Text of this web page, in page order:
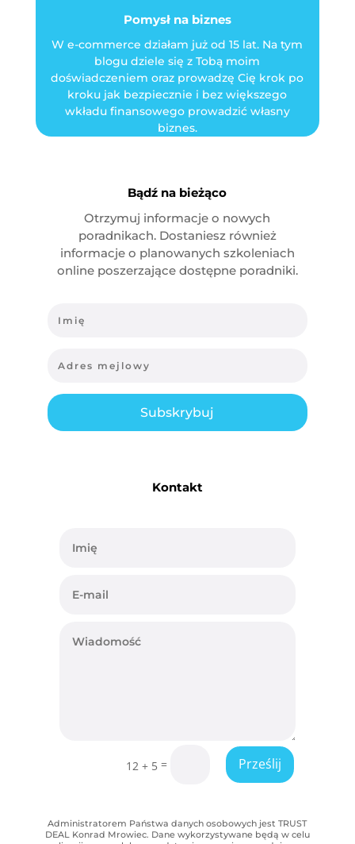
Pomysł na biznes
W e-commerce działam już od 15 lat. Na tym
blogu dziele się z Tobą moim
doświadczeniem oraz prowadzę Cię krok po
kroku jak bezpiecznie i bez większego
wkładu finansowego prowadzić własny
biznes.
Bądź na bieżąco
Otrzymuj informacje o nowych
poradnikach. Dostaniesz również
informacje o planowanych szkoleniach
online poszerzające dostępne poradniki.
Subskrybuj
Kontakt
12 + 5 = Prześlij
Administratorem Państwa danych osobowych jest TRUST
DEAL Konrad Mrowiec. Dane wykorzystywane będą w celu